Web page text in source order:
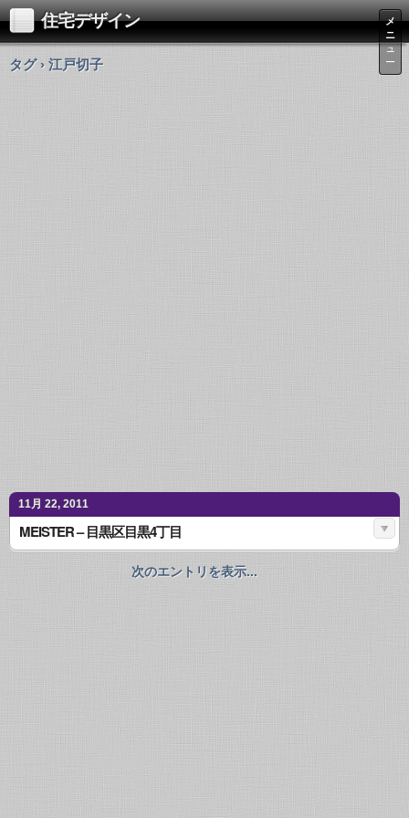
住宅デザイン
メ
ニ
ュ
ー
タグ › 江戸切子
11月 22, 2011
MEISTER – 目黒区目黒4丁目
次のエントリを表示...